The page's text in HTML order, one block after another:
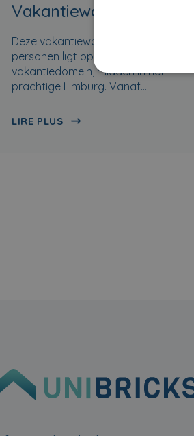
Vakantiewoning Limburg
Deze vakantiewonining voor 8
personen ligt op een bosrijk
vakantiedomein, midden in het
prachtige Limburg. Vanaf…
LIRE PLUS